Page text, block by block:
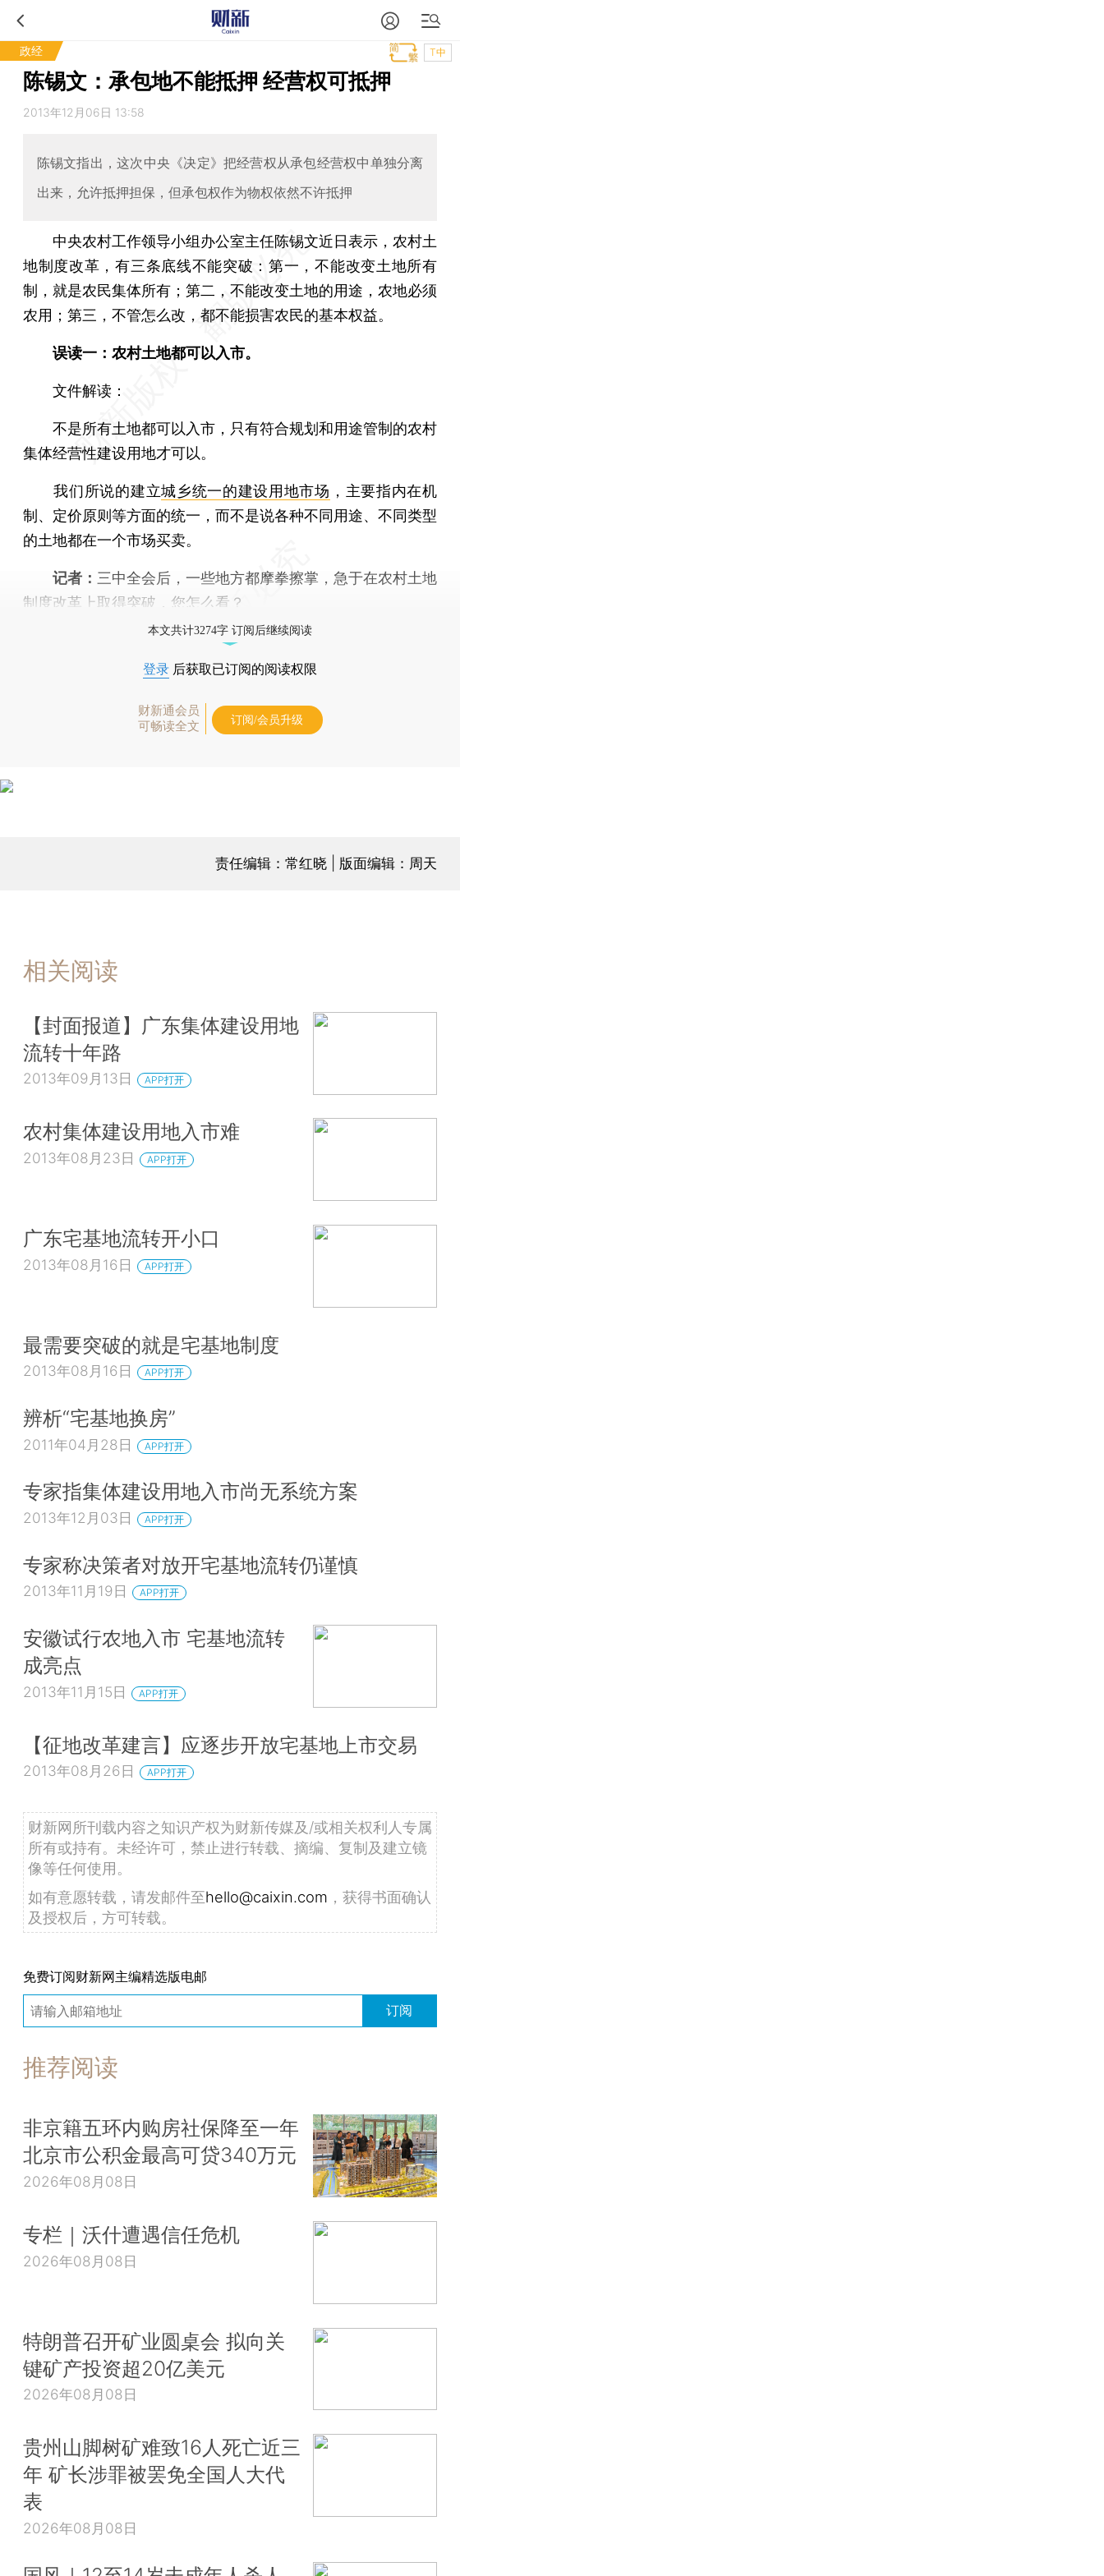
政经 T中
陈锡文：承包地不能抵押 经营权可抵押
2013年12月06日 13:58
陈锡文指出，这次中央《决定》把经营权从承包经营权中单独分离
出来，允许抵押担保，但承包权作为物权依然不许抵押
中央农村工作领导小组办公室主任陈锡文近日表示，农村土
地制度改革，有三条底线不能突破：第一，不能改变土地所有
制，就是农民集体所有；第二，不能改变土地的用途，农地必须
农用；第三，不管怎么改，都不能损害农民的基本权益。
误读一： 农村土地都可以入市。
文件解读：
不是所有土地都可以入市，只有符合规划和用途管制的农村
集体经营性建设用地才可以。
我们所说的建立城乡统一的建设用地市场 ，主要指内在机
制、定价原则等方面的统一，而不是说各种不同用途、不同类型
的土地都在一个市场买卖。
记者： 三中全会后，一些地方都摩拳擦掌，急于在农村土地
制度改革上取得突破，您怎么看？
本文共计3274字 订阅后继续阅读
登录 后获取已订阅的阅读权限
财新通会员
可畅读全文
订阅/会员升级
责任编辑：常红晓 | 版面编辑：周天
相关阅读
【封面报道】广东集体建设用地
流转十年路
2013年09月13日 APP打开
农村集体建设用地入市难
2013年08月23日 APP打开
广东宅基地流转开小口
2013年08月16日 APP打开
最需要突破的就是宅基地制度
2013年08月16日 APP打开
辨析“宅基地换房”
2011年04月28日 APP打开
专家指集体建设用地入市尚无系统方案
2013年12月03日 APP打开
专家称决策者对放开宅基地流转仍谨慎
2013年11月19日 APP打开
安徽试行农地入市 宅基地流转
成亮点
2013年11月15日 APP打开
【征地改革建言】应逐步开放宅基地上市交易
2013年08月26日 APP打开
财新网所刊载内容之知识产权为财新传媒及/或相关权利人专属
所有或持有。未经许可，禁止进行转载、摘编、复制及建立镜
像等任何使用。
如有意愿转载，请发邮件至hello@caixin.com ，获得书面确认
及授权后，方可转载。
免费订阅财新网主编精选版电邮
订阅
推荐阅读
非京籍五环内购房社保降至一年
北京市公积金最高可贷340万元
2026年08月08日
专栏｜沃什遭遇信任危机
2026年08月08日
特朗普召开矿业圆桌会 拟向关
键矿产投资超20亿美元
2026年08月08日
贵州山脚树矿难致16人死亡近三
年 矿长涉罪被罢免全国人大代
表
2026年08月08日